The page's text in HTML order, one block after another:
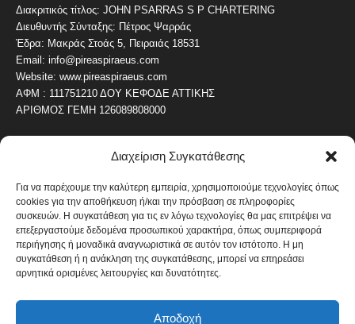
Διαχείριση Συγκατάθεσης
Για να παρέχουμε την καλύτερη εμπειρία, χρησιμοποιούμε τεχνολογίες όπως
cookies για την αποθήκευση ή/και την πρόσβαση σε πληροφορίες
συσκευών. Η συγκατάθεση για τις εν λόγω τεχνολογίες θα μας επιτρέψει να
επεξεργαστούμε δεδομένα προσωπικού χαρακτήρα, όπως συμπεριφορά
περιήγησης ή μοναδικά αναγνωριστικά σε αυτόν τον ιστότοπο. Η μη
συγκατάθεση ή η ανάκληση της συγκατάθεσης, μπορεί να επηρεάσει
αρνητικά ορισμένες λειτουργίες και δυνατότητες.
Αποδοχή
Διακριτικός τίτλος: JOHN PSARRAS S P CHARTERING
Διευθυντής Σύνταξης: Πέτρος Ψαρράς
Έδρα: Μακράς Στοάς 5, Πειραιάς 18531
Email: info@pireaspiraeus.com
Website: www.pireaspiraeus.com
ΑΦΜ : 111751210 ΔΟΥ ΚΕΦΟΔΕ ΑΤΤΙΚΗΣ
ΑΡΙΘΜΟΣ ΓΕΜΗ 126089808000
ΔΗΜΟΦΙΛΗ ΚΑΤΗΓΟΡΙΑ
ΝΕΑ ΤΟΥ ΠΕΙΡΑΙΑ
ΟΛΥΜΠΙΑΚΟΣ
ΑΛΛΑ ΚΟΙΝΩΝΙΚΑ
ΕΙΔΗΣΕΙΣ ΝΑΥΤΙΛΙΑ
ΟΙΚΟΝΟΜΙΚΑ
ΚΑΛΛΙΤΕΧΝΙΚΑ 822